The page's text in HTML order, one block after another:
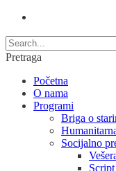
Pretraga
Početna
O nama
Programi
Briga o
Socijalno